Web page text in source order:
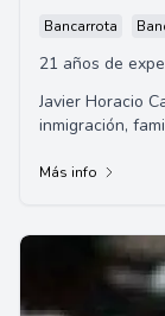
Bancarrota
21 años de
Javier Horacio
inmigración,
Más info